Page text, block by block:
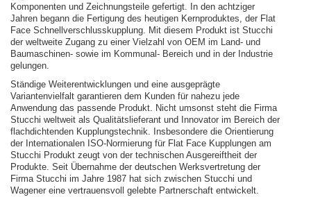
Komponenten und Zeichnungsteile gefertigt. In den achtziger
Jahren begann die Fertigung des heutigen Kernproduktes, der Flat
Face Schnellverschlusskupplung. Mit diesem Produkt ist Stucchi
der weltweite Zugang zu einer Vielzahl von OEM im Land- und
Baumaschinen- sowie im Kommunal- Bereich und in der Industrie
gelungen.
Ständige Weiterentwicklungen und eine ausgeprägte
Variantenvielfalt garantieren dem Kunden für nahezu jede
Anwendung das passende Produkt. Nicht umsonst steht die Firma
Stucchi weltweit als Qualitätslieferant und Innovator im Bereich der
flachdichtenden Kupplungstechnik. Insbesondere die Orientierung
der Internationalen ISO-Normierung für Flat Face Kupplungen am
Stucchi Produkt zeugt von der technischen Ausgereiftheit der
Produkte. Seit Übernahme der deutschen Werksvertretung der
Firma Stucchi im Jahre 1987 hat sich zwischen Stucchi und
Wagener eine vertrauensvoll gelebte Partnerschaft entwickelt.